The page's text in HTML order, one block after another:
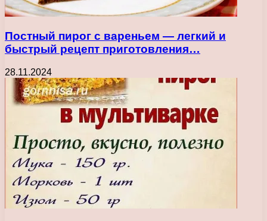
Постный пирог с вареньем — легкий и
быстрый рецепт приготовления…
28.11.2024